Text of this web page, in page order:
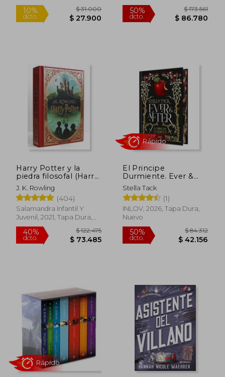
$ 27.900
50%
dcto.
Harry Potter y la
piedra filosofal (Harry
Potter edición
MinaLima 1)
J. K. Rowling
(404)
Salamandra Infantil Y
Juvenil, 2021, Tapa Dura,
Nuevo
40%
dcto.
$ 122.475
$ 73.485
El Principe
Durmiente. Ever &
After 1
Stella Tack
(1)
INLOV, 2026, Tapa Dura,
Nuevo
50%
dcto.